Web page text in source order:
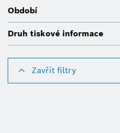
Období
Druh tiskové informace
Zavřít filtry